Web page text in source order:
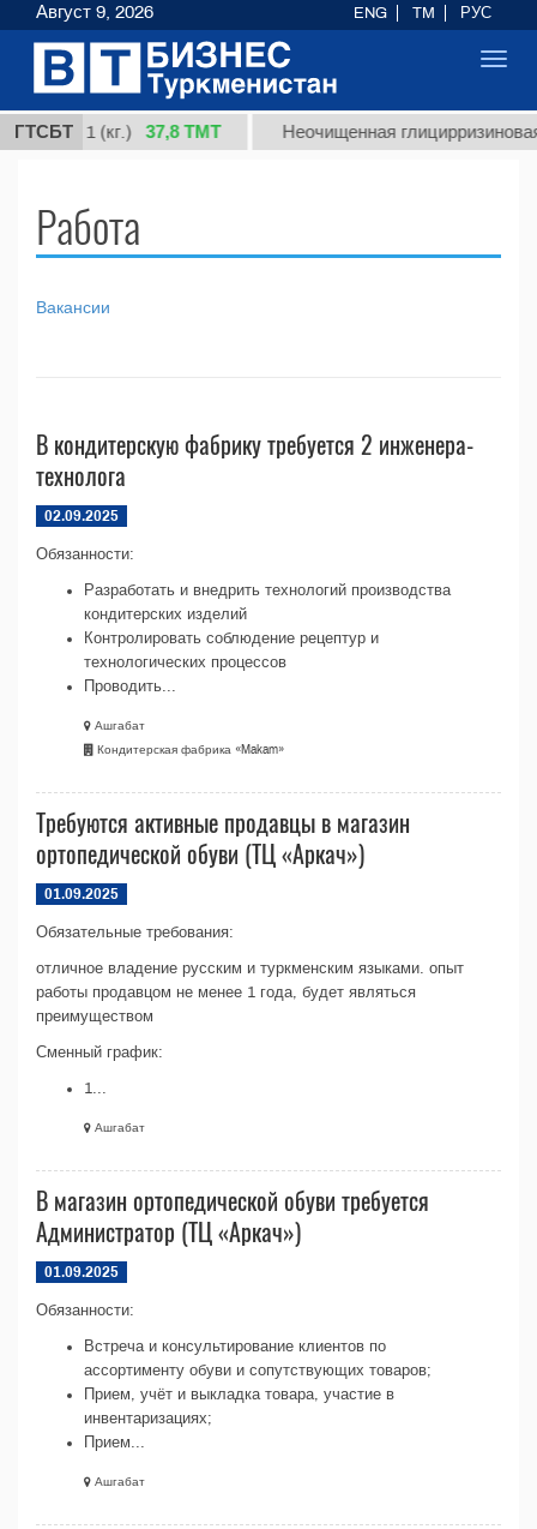
ГТСБТ
сорт 1 (кг.) 37,8 ТМТ Неочищенная глицирризиновая
Работа
Вакансии
В кондитерскую фабрику требуется 2 инженера-
технолога
02.09.2025
Обязанности:
Разработать и внедрить технологий производства
кондитерских изделий
Контролировать соблюдение рецептур и
технологических процессов
Проводить...
Ашгабат
Кондитерская фабрика «Makam»
Требуются активные продавцы в магазин
ортопедической обуви (ТЦ «Аркач»)
01.09.2025
Обязательные требования:
отличное владение русским и туркменским языками. опыт
работы продавцом не менее 1 года, будет являться
преимуществом
Сменный график:
1...
Ашгабат
В магазин ортопедической обуви требуется
Администратор (ТЦ «Аркач»)
01.09.2025
Обязанности:
Встреча и консультирование клиентов по
ассортименту обуви и сопутствующих товаров;
Прием, учёт и выкладка товара, участие в
инвентаризациях;
Прием...
Ашгабат
Август 9, 2026 ENG TM РУС